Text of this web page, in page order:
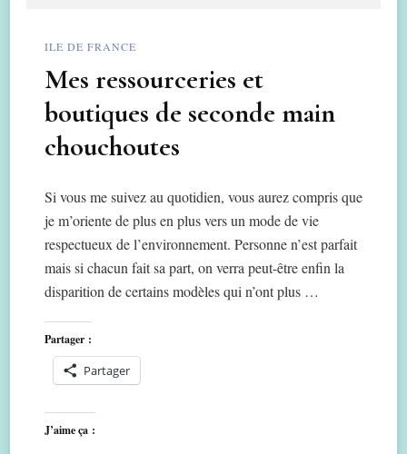
ILE DE FRANCE
Mes ressourceries et
boutiques de seconde main
chouchoutes
Si vous me suivez au quotidien, vous aurez compris que
je m’oriente de plus en plus vers un mode de vie
respectueux de l’environnement. Personne n’est parfait
mais si chacun fait sa part, on verra peut-être enfin la
disparition de certains modèles qui n’ont plus …
Partager :
Partager
J’aime ça :